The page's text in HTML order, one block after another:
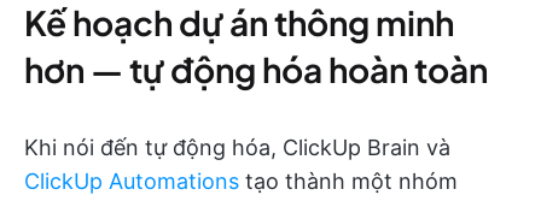
Kế hoạch dự án thông minh
hơn — tự động hóa hoàn toàn
Khi nói đến tự động hóa, ClickUp Brain và
ClickUp Automations tạo thành một nhóm